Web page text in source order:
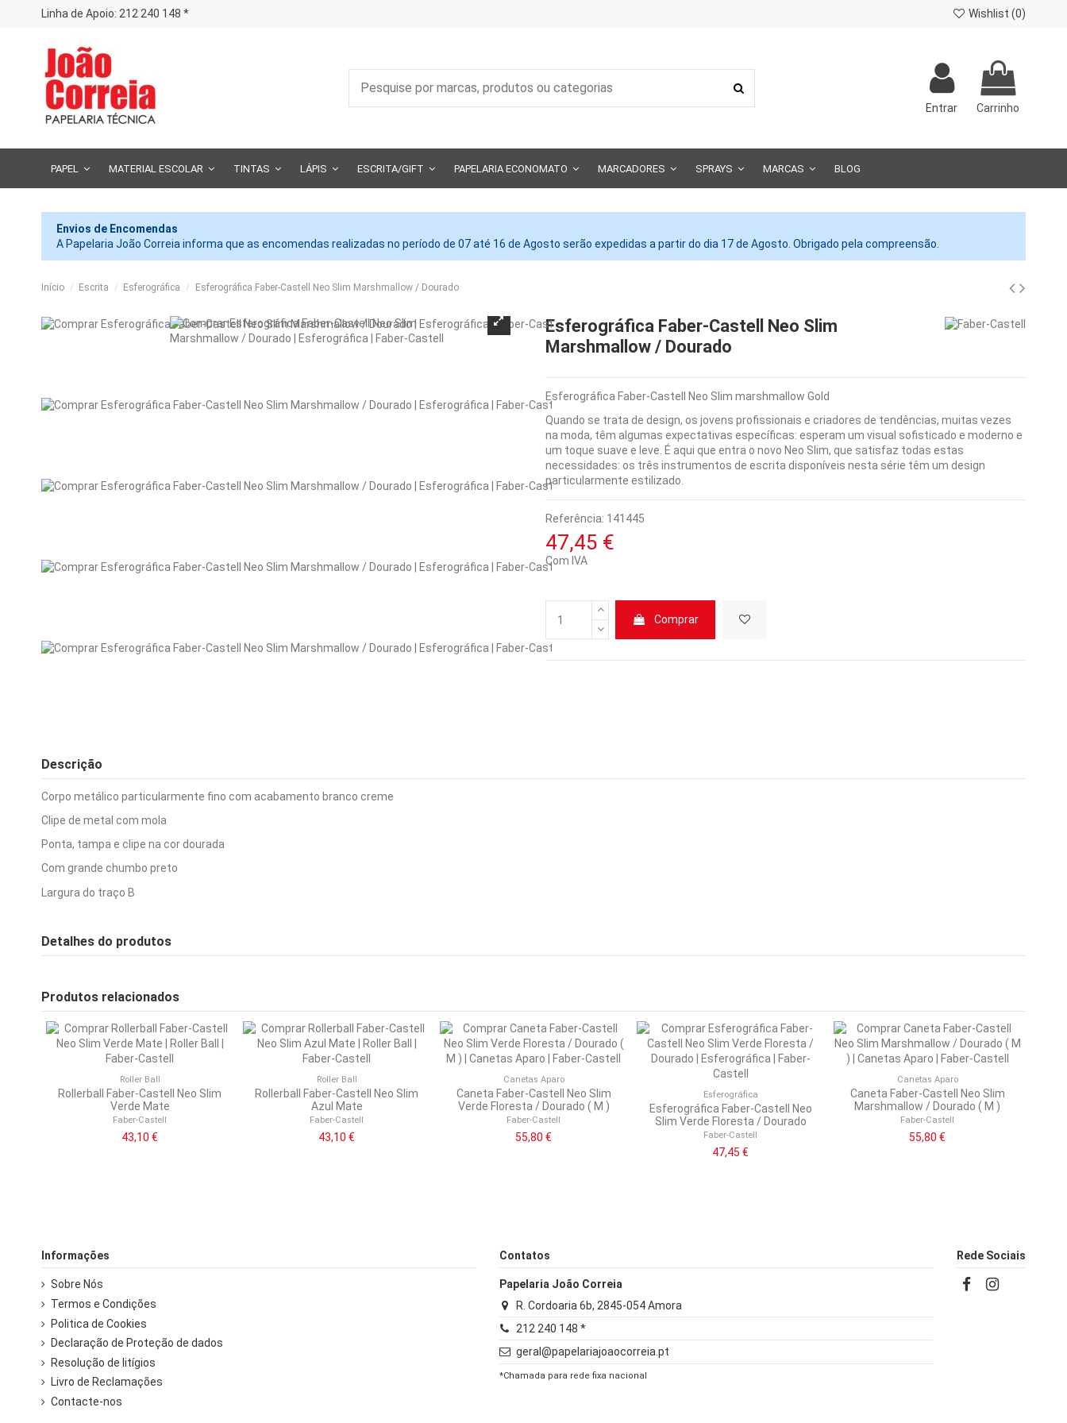
Linha de Apoio: 212 240 148 * Wishlist (0)
Entrar Carrinho
PAPEL MATERIAL ESCOLAR TINTAS LÁPIS ESCRITA/GIFT PAPELARIA ECONOMATO MARCADORES SPRAYS MARCAS BLOG
Envios de Encomendas
A Papelaria João Correia informa que as encomendas realizadas no período de 07 até 16 de Agosto serão expedidas a partir do dia 17 de Agosto. Obrigado pela compreensão.
Início Escrita Esferográfica Esferográfica Faber-Castell Neo Slim Marshmallow / Dourado
Esferográfica Faber-Castell Neo Slim
Marshmallow / Dourado
Esferográfica Faber-Castell Neo Slim marshmallow Gold
Quando se trata de design, os jovens profissionais e criadores de tendências, muitas vezes
na moda, têm algumas expectativas específicas: esperam um visual sofisticado e moderno e
um toque suave e leve. É aqui que entra o novo Neo Slim, que satisfaz todas estas
necessidades: os três instrumentos de escrita disponíveis nesta série têm um design
particularmente estilizado.
Referência: 141445
47,45 €
Com IVA
Comprar
Descrição
Corpo metálico particularmente fino com acabamento branco creme
Clipe de metal com mola
Ponta, tampa e clipe na cor dourada
Com grande chumbo preto
Largura do traço B
Detalhes do produtos
Produtos relacionados
Roller Ball
Rollerball Faber-Castell Neo Slim
Verde Mate
Faber-Castell
43,10 €
Roller Ball
Rollerball Faber-Castell Neo Slim
Azul Mate
Faber-Castell
43,10 €
Canetas Aparo
Caneta Faber-Castell Neo Slim
Verde Floresta / Dourado ( M )
Faber-Castell
55,80 €
Esferográfica
Esferográfica Faber-Castell Neo
Slim Verde Floresta / Dourado
Faber-Castell
47,45 €
Canetas Aparo
Caneta Faber-Castell Neo Slim
Marshmallow / Dourado ( M )
Faber-Castell
55,80 €
Informações
Sobre Nós
Termos e Condições
Politica de Cookies
Declaração de Proteção de dados
Resolução de litígios
Livro de Reclamações
Contacte-nos
Contatos
Papelaria João Correia
R. Cordoaria 6b, 2845-054 Amora
212 240 148 *
geral@papelariajoaocorreia.pt
*Chamada para rede fixa nacional
Rede Sociais